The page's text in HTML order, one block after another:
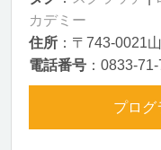
カデミー
住所 ：〒743-0021
電話番号 ：0833-
プロ